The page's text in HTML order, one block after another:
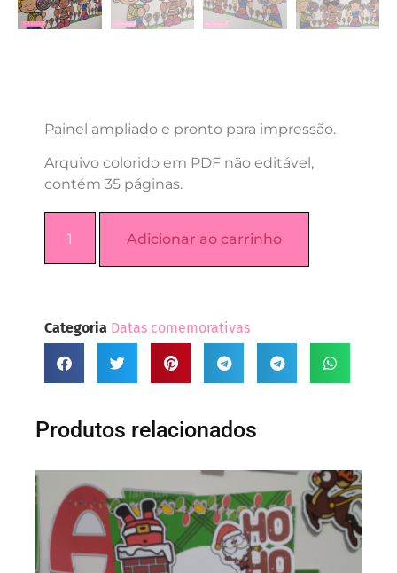
Painel ampliado e pronto para impressão.
Arquivo colorido em PDF não editável,
contém 35 páginas.
Adicionar ao carrinho
Categoria Datas comemorativas
Produtos relacionados